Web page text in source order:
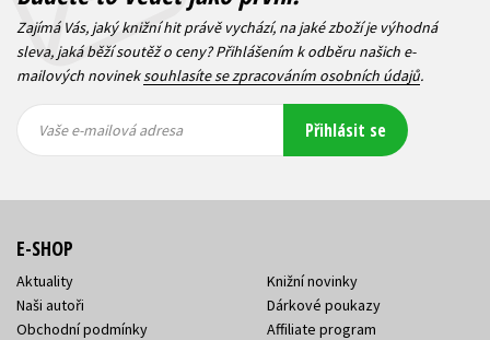
Zajímá Vás, jaký knižní hit právě vychází, na jaké zboží je výhodná
sleva, jaká běží soutěž o ceny? Přihlášením k odběru našich e-
mailových novineksouhlasíte se zpracováním osobních údajů.
mailová
mailová
Vaše e-mailová adresa Přihlásit se
E-SHOP
Aktuality
Naši autoři
Obchodní podmínky
Knižní novinky
Dárkové poukazy
Affiliate program